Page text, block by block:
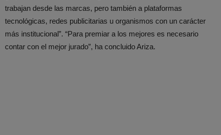
trabajan desde las marcas, pero también a plataformas
tecnológicas, redes publicitarias u organismos con un carácter
más institucional”. “Para premiar a los mejores es necesario
contar con el mejor jurado”, ha concluido Ariza.